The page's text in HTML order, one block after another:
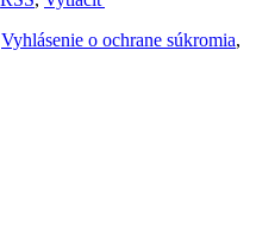
Vyhlásenie o ochrane súkromia,